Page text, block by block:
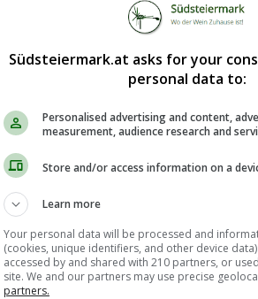
Südsteiermark.at asks for your
personal data to:
Personalised advertising and content,
measurement, audience research and
Store and/or access information on a
Learn more
Your personal data will be processed and
(cookies, unique identifiers, and other device
accessed by and shared with 210 partners, or
site. We and our partners may use precise
partners.